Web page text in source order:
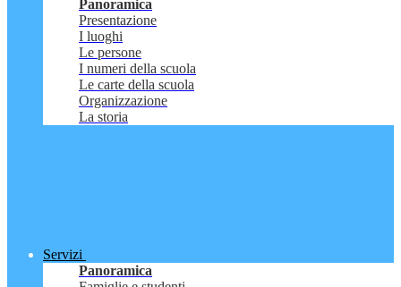
Panoramica
Presentazione
I luoghi
Le persone
I numeri della scuola
Le carte della scuola
Organizzazione
La storia
Servizi
Panoramica